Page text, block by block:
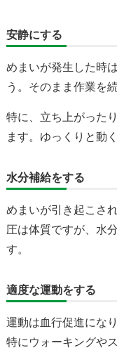
安静にする
めまいが発生した時
う。そのまま作業を
特に、立ち上がった
ます。ゆっくりと動
水分補給をする
めまいが引き起こさ
圧は体質ですが、水
す。
適度な運動をする
運動は血行促進になり
特にウォーキングや